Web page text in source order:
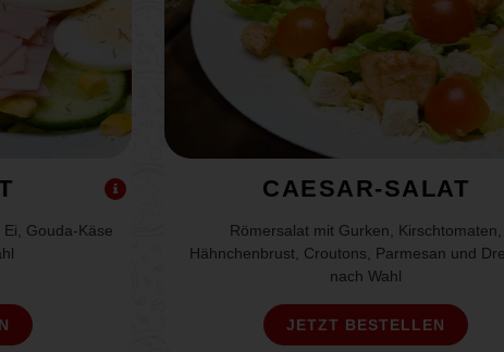
Gouda-Käse
CAESAR-SALAT
Römersalat mit Gurken, Kirschtomaten,
Hähnchenbrust, Croutons, Parmesan und
nach Wahl
JETZT BESTELLEN